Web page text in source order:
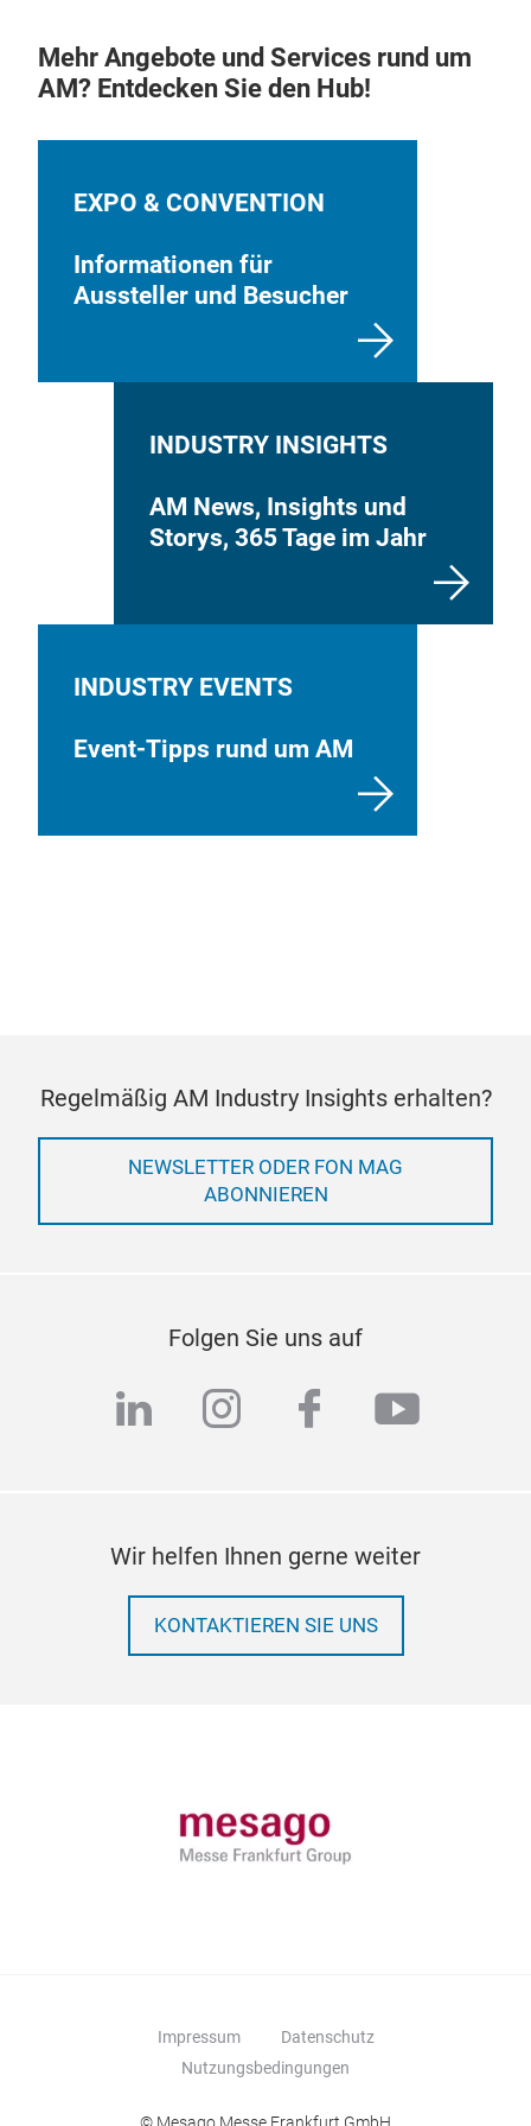
Mehr Angebote und Services rund um
AM? Entdecken Sie den Hub!
EXPO & CONVENTION
Informationen für
Aussteller und Besucher
INDUSTRY INSIGHTS
AM News, Insights und
Storys, 365 Tage im Jahr
INDUSTRY EVENTS
Event-Tipps rund um AM
Regelmäßig AM Industry Insights erhalten?
NEWSLETTER ODER FON MAG
ABONNIEREN
Folgen Sie uns auf
linkedininstagram
facebook
Wir helfen Ihnen gerne weiter
KONTAKTIEREN SIE UNS
Impressum
Datenschutz
Nutzungsbedingungen